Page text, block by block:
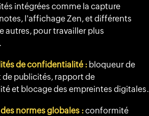
intégrées comme la capture
l'affichage Zen, et différents
autres, pour travailler plus
de confidentialité : bloqueur de
publicités, rapport de
et blocage des empreintes digitales.
normes globales :conformité